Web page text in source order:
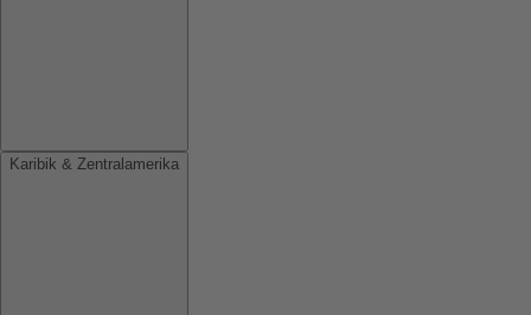
Karibik & Zentralamerika